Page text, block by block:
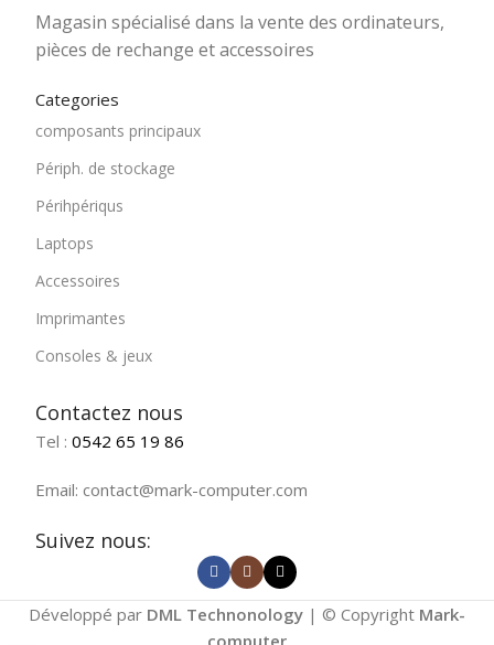
Magasin spécialisé dans la vente des ordinateurs,
pièces de rechange et accessoires
Categories
composants principaux
Périph. de stockage
Périhpériqus
Laptops
Accessoires
Imprimantes
Consoles & jeux
Contactez nous
Tel : 0542 65 19 86
Email: contact@mark-computer.com
Suivez nous:
Développé par DML Technonology | © Copyright Mark-
computer